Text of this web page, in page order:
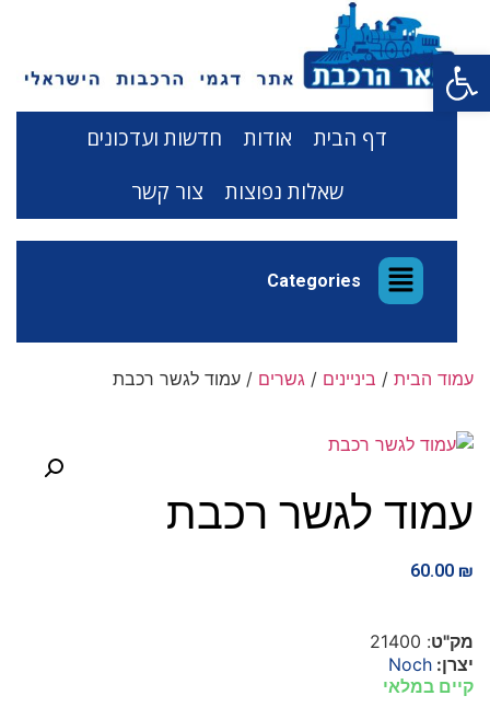
פתח סרגל נגישות
דף הבית אודות
חדשות ועדכונים
שאלות נפוצות
צור קשר
Categories
עמוד הבית / ביניינים / גשרים / עמוד לגשר רכבת
עמוד לגשר רכבת
60.00 ₪
מק"ט: 21400
יצרן: Noch
קיים במלאי